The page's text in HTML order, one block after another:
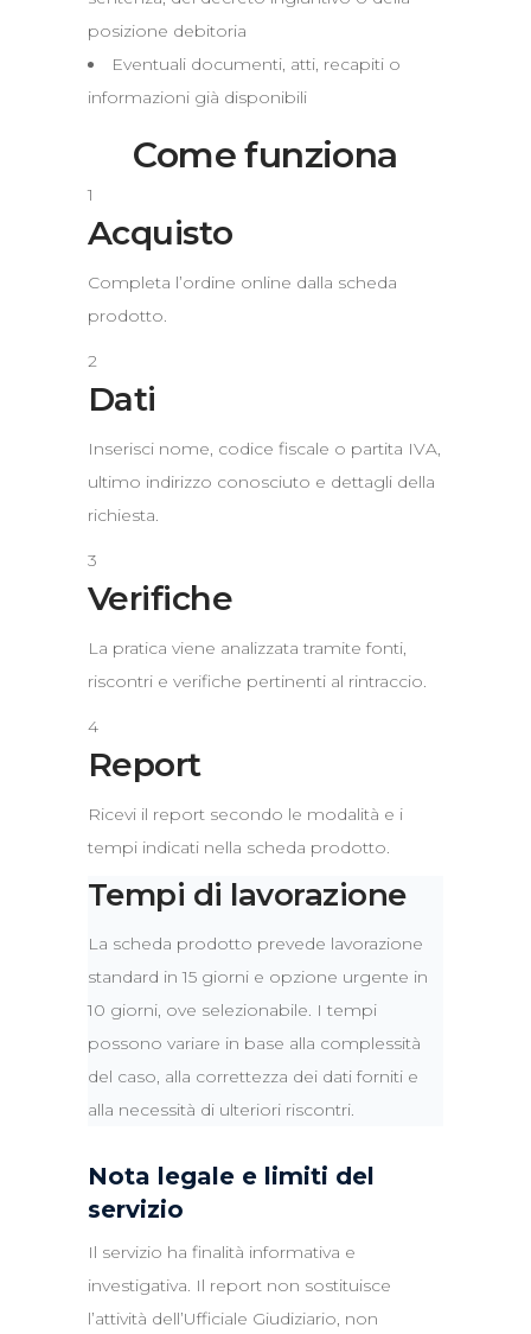
posizione debitoria
Eventuali documenti, atti, recapiti o
informazioni già disponibili
Come funziona
1
Acquisto
Completa l’ordine online dalla scheda
prodotto.
2
Dati
Inserisci nome, codice fiscale o partita IVA,
ultimo indirizzo conosciuto e dettagli della
richiesta.
3
Verifiche
La pratica viene analizzata tramite fonti,
riscontri e verifiche pertinenti al rintraccio.
4
Report
Ricevi il report secondo le modalità e i
tempi indicati nella scheda prodotto.
Tempi di lavorazione
La scheda prodotto prevede lavorazione
standard in 15 giorni e opzione urgente in
10 giorni, ove selezionabile. I tempi
possono variare in base alla complessità
del caso, alla correttezza dei dati forniti e
alla necessità di ulteriori riscontri.
Nota legale e limiti del
servizio
Il servizio ha finalità informativa e
investigativa. Il report non sostituisce
l’attività dell’Ufficiale Giudiziario, non